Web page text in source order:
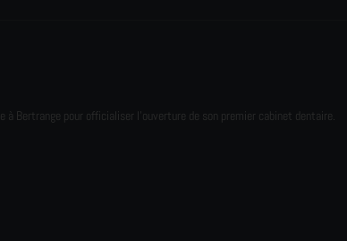
à Bertrange pour officialiser l'ouverture de son premier cabinet dentaire.